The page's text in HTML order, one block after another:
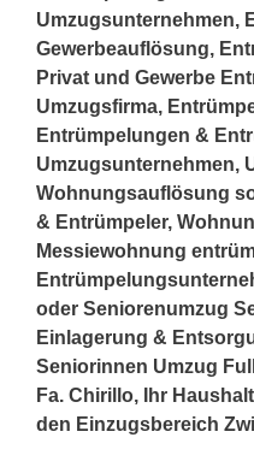
Umzugsunternehmen,
Gewerbeauflösung,
Privat und Gewerbe
Umzugsfirma,
Entrümpelungen &
Umzugsunternehmen,
Wohnungsauflösung
& Entrümpeler,
Messiewohnung
oder Seniorenumzug
Einlagerung &
Seniorinnen Umzug
Fa. Chirillo, Ihr
den Einzugsbereich